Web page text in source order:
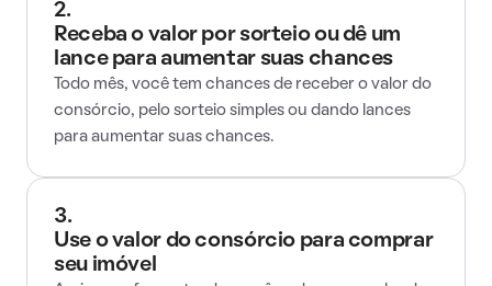
2.
Receba o valor por sorteio ou dê um
lance para aumentar suas chances
Todo mês, você tem chances de receber o valor do
consórcio, pelo sorteio simples ou dando lances
para aumentar suas chances.
3.
Use o valor do consórcio para comprar
seu imóvel